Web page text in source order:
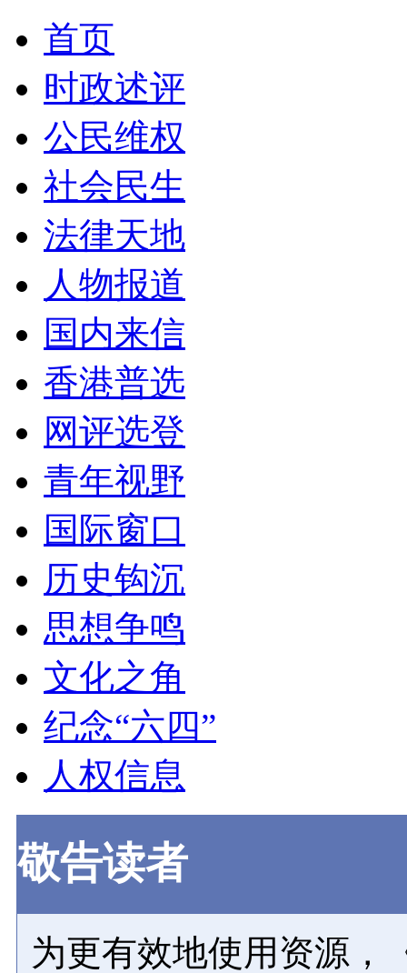
首页
时政述评
公民维权
社会民生
法律天地
人物报道
国内来信
香港普选
网评选登
青年视野
国际窗口
历史钩沉
思想争鸣
文化之角
纪念“六四”
人权信息
敬告读者
为更有效地使用资源，